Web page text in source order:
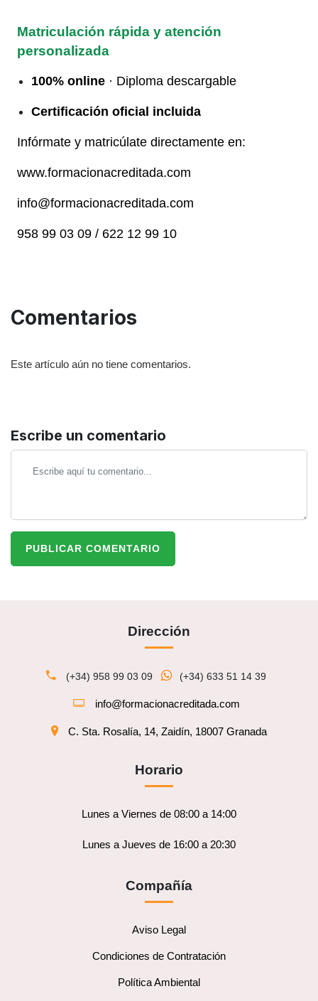
Matriculación rápida y atención
personalizada
100% online · Diploma descargable
Certificación oficial incluida
Infórmate y matricúlate directamente en:
www.formacionacreditada.com
info@formacionacreditada.com
958 99 03 09 / 622 12 99 10
Comentarios
Este artículo aún no tiene comentarios.
Escribe un comentario
PUBLICAR COMENTARIO
Dirección
(+34) 958 99 03 09 (+34) 633 51 14 39
info@formacionacreditada.com
C. Sta. Rosalía, 14, Zaidín, 18007 Granada
Horario
Lunes a Viernes de 08:00 a 14:00
Lunes a Jueves de 16:00 a 20:30
Compañía
Aviso Legal
Condiciones de Contratación
Política Ambiental